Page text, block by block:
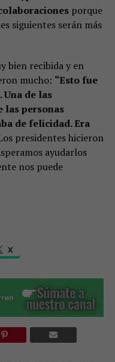
porque
siguientes serán más
bien recibida y en
mucho: “Esto fue
de las
las personas
de felicidad. Era
presidentes hicieron
ayudarlos
nos puede
X